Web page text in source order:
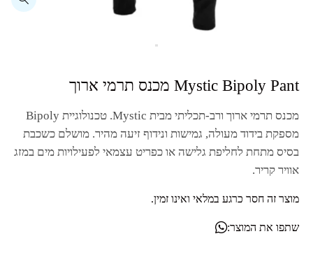
מכנס תרמי ארוך ורב-תכליתי מבית Mystic. טכנולוגיית Bipoly
מספקת בידוד מעולה, גמישות ונידוף זיעה מהיר. מושלם כשכבת
בסיס מתחת לחליפת גלישה או כפריט עצמאי לפעילויות מים במזג
אוויר קריר.
מוצר זה חסר כרגע במלאי ואינו זמין.
שתפו את המוצר: